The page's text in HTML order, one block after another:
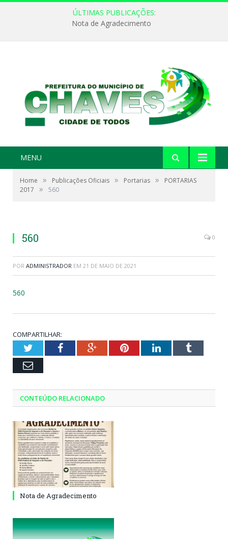
ÚLTIMAS PUBLICAÇÕES:
Nota de Agradecimento
MENU
Home » Publicações Oficiais » Portarias »
PORTARIAS
2017
» 560
560 0
POR ADMINISTRADOR EM 21 DE MAIO DE 2021
560
COMPARTILHAR:
TwitterFacebookGoogle+PinterestLinkedInTumblr
Email
CONTEÚDO RELACIONADO
Nota de Agradecimento